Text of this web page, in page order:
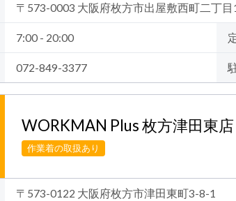
〒573-0003 大阪府枚方市出屋敷西町二丁
7:00 - 20:00
072-849-3377
WORKMAN Plus 枚方津田東店
作業着の取扱あり
〒573-0122 大阪府枚方市津田東町3-8-1